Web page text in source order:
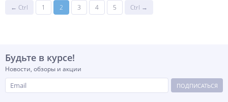
← Ctrl 1 2 3 4 5 Ctrl →
Будьте в курсе!
Новости, обзоры и акции
ПОДПИСАТЬСЯ